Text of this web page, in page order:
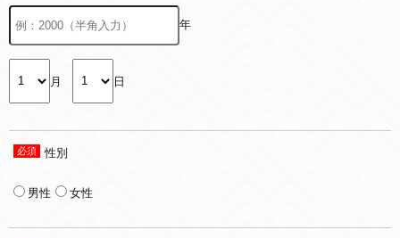
年
月 日
性別
男性 女性